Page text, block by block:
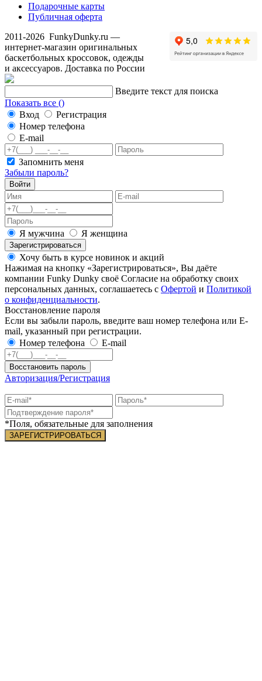
Подарочные карты
Публичная оферта
2011-2026 FunkyDunky.ru —
интернет-магазин оригинальных
баскетбольных кроссовок, одежды
и аксессуаров. Доставка по России
Введите текст для поиска
Показать все ()
Вход
Регистрация
Номер телефона
E-mail
Запомнить меня
Забыли пароль?
Войти
Я мужчина Я женщина
Зарегистрироваться
Хочу быть в курсе новинок и акций
Нажимая на кнопку «Зарегистрироваться», Вы даёте
компании Funky Dunky своё Согласие на обработку своих
персональных данных, соглашаетесь с Офертой и Политикой
о конфиденциальности.
Восстановление пароля
Если вы забыли пароль, введите ваш номер телефона или E-
mail, указанный при регистрации.
Номер телефона
E-mail
Восстановить пароль
Авторизация/Регистрация
*Поля, обязательные для заполнения